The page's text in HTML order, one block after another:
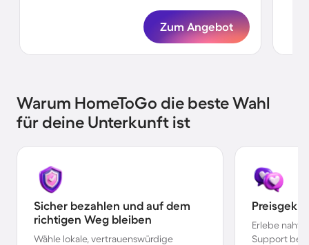
Zum Angebot
Warum HomeToGo die beste Wahl
für deine Unterkunft ist
Sicher bezahlen und auf dem
richtigen Weg bleiben
Wähle lokale, vertrauenswürdige
Erlebe
Support bei